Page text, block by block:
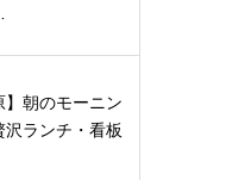
】朝のモーニン
沢ランチ・看板